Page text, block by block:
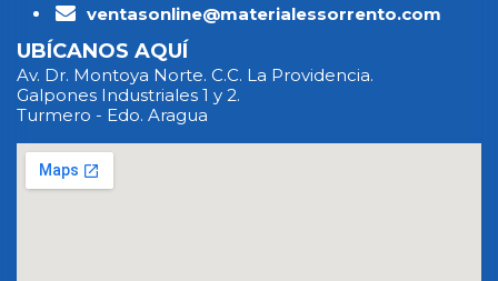
ventasonline@materialessorrento.com
UBÍCANOS AQUÍ
Av. Dr. Montoya Norte. C.C. La Providencia.
Galpones Industriales 1 y 2.
Turmero - Edo. Aragua